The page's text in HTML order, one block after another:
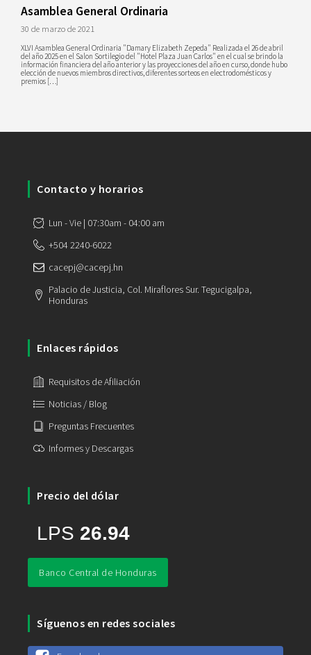
Asamblea General Ordinaria
30 de marzo de 2021
XLVI Asamblea General Ordinaria "Damary Elizabeth Zepeda" Realizada el 26 de abril
del año 2025 en el Salon Sortilegio del "Hotel Plaza Juan Carlos" en el cual se brindo la
información financiera del año anterior y las proyecciones del año en curso, donde hubo
elección de nuevos miembros directivos, diferentes sorteos en electrodomésticos y
premios […]
Contacto y horarios
Lun - Vie | 07:30am - 04:00 am
+504 2240-6022
cacepj@cacepj.hn
Palacio de Justicia, Col. Miraflores Sur. Tegucigalpa,
Honduras
Enlaces rápidos
Requisitos de Afiliación
Noticias / Blog
Preguntas Frecuentes
Informes y Descargas
Precio del dólar
Banco Central de Honduras
Síguenos en redes sociales